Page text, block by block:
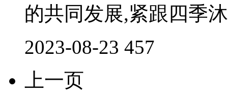
的共同发展,紧跟四季
2023-08-23 457
上一页